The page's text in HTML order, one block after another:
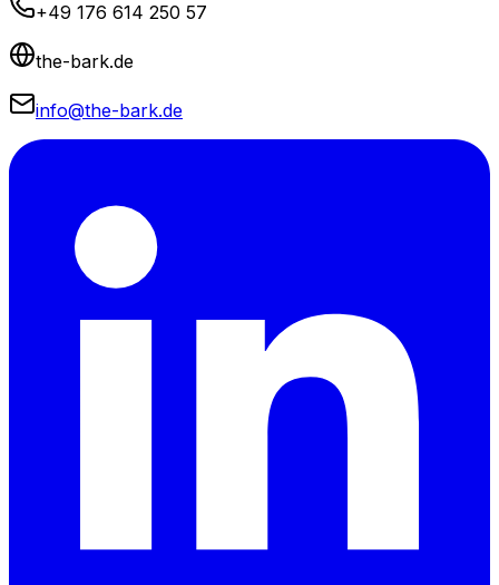
+49 176 614 250 57
the-bark.de
info@the-bark.de